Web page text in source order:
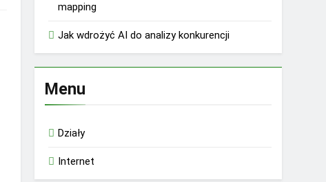
mapping
Jak wdrożyć AI do analizy konkurencji
Menu
Działy
Internet